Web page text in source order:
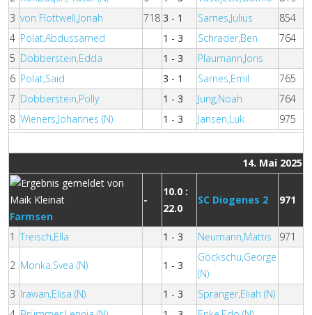
3 von Flottwell,Jonah 718 3 - 1 Sarnes,Julius
854
4 Polat,Abdussamed 1 - 3 Schrader,Ben
764
5 Dobberstein,Edda 1 - 3
Plaumann,Joris
6 Polat,Said 3 - 1 Sarnes,Emil
765
7 Dobberstein,Polly 1 - 3 Jung,Noah
764
8 Wieners,Johannes (N) 1 - 3 Jansen,Luk 975
14. Mai 2025
Farmsen
-
10.0 :
22.0
SC Diogenes 2 971
1 Treisch,Ella 1 - 3 Neumann,Mattis 971
2 Monka,Svea (N) 1 - 3
Göckschu,George
(N)
3 Irawan,Elisa (N) 1 - 3
Spranger,Eliah (N)